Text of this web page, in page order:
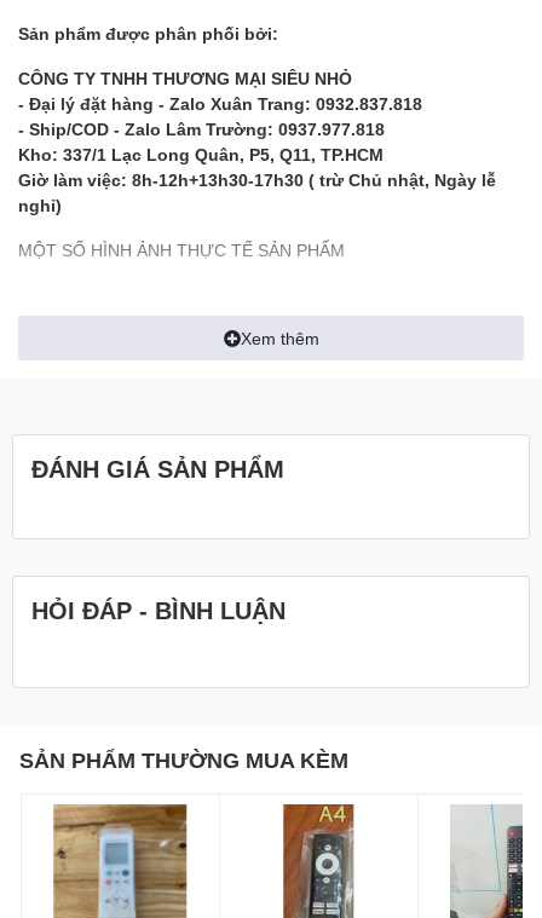
Sản phẩm được phân phối bởi:
CÔNG TY TNHH THƯƠNG MẠI SIÊU NHỎ
- Đại lý đặt hàng - Zalo Xuân Trang: 0932.837.818
- Ship/COD - Zalo Lâm Trường: 0937.977.818
Kho: 337/1 Lạc Long Quân, P5, Q11, TP.HCM
Giờ làm việc: 8h-12h+13h30-17h30 ( trừ Chủ nhật, Ngày lễ
nghỉ)
MỘT SỐ HÌNH ẢNH THỰC TẾ SẢN PHẨM
Xem thêm
ĐÁNH GIÁ SẢN PHẨM
HỎI ĐÁP - BÌNH LUẬN
SẢN PHẨM THƯỜNG MUA KÈM